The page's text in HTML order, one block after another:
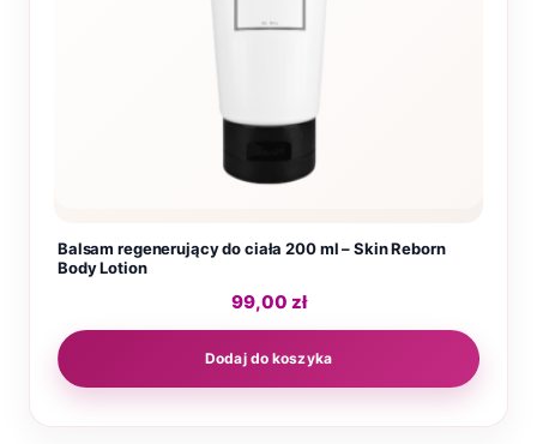
Balsam regenerujący do ciała 200 ml – Skin Reborn
Body Lotion
99,00 zł
Dodaj do koszyka